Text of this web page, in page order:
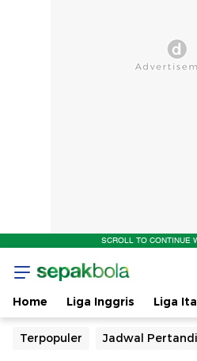
SCROLL TO CONTINUE
Home Liga Inggris Liga
Terpopuler Jadwal